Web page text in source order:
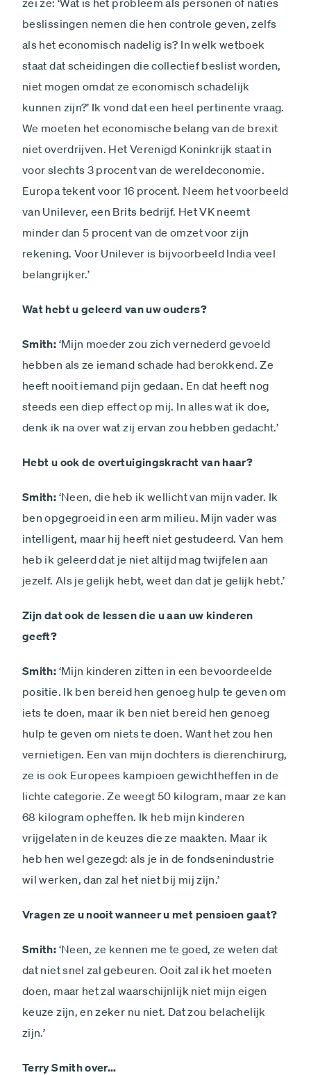
zei ze: ‘Wat is het probleem als personen of naties
beslissingen nemen die hen controle geven, zelfs
als het economisch nadelig is? In welk wetboek
staat dat scheidingen die collectief beslist worden,
niet mogen omdat ze economisch schadelijk
kunnen zijn?’ Ik vond dat een heel pertinente vraag.
We moeten het economische belang van de brexit
niet overdrijven. Het Verenigd Koninkrijk staat in
voor slechts 3 procent van de wereldeconomie.
Europa tekent voor 16 procent. Neem het voorbeeld
van Unilever, een Brits bedrijf. Het VK neemt
minder dan 5 procent van de omzet voor zijn
rekening. Voor Unilever is bijvoorbeeld India veel
belangrijker.’
Wat hebt u geleerd van uw ouders?
Smith: ‘Mijn moeder zou zich vernederd gevoeld
hebben als ze iemand schade had berokkend. Ze
heeft nooit iemand pijn gedaan. En dat heeft nog
steeds een diep effect op mij. In alles wat ik doe,
denk ik na over wat zij ervan zou hebben gedacht.’
Hebt u ook de overtuigingskracht van haar?
Smith: ‘Neen, die heb ik wellicht van mijn vader. Ik
ben opgegroeid in een arm milieu. Mijn vader was
intelligent, maar hij heeft niet gestudeerd. Van hem
heb ik geleerd dat je niet altijd mag twijfelen aan
jezelf. Als je gelijk hebt, weet dan dat je gelijk hebt.’
Zijn dat ook de lessen die u aan uw kinderen
geeft?
Smith: ‘Mijn kinderen zitten in een bevoordeelde
positie. Ik ben bereid hen genoeg hulp te geven om
iets te doen, maar ik ben niet bereid hen genoeg
hulp te geven om niets te doen. Want het zou hen
vernietigen. Een van mijn dochters is dieren­chirurg,
ze is ook Europees kampioen gewichtheffen in de
lichte categorie. Ze weegt 50 kilogram, maar ze kan
68 kilogram opheffen. Ik heb mijn kinderen
vrijgelaten in de keuzes die ze maakten. Maar ik
heb hen wel gezegd: als je in de fondsenindustrie
wil werken, dan zal het niet bij mij zijn.’
Vragen ze u nooit wanneer u met pensioen gaat?
Smith: ‘Neen, ze kennen me te goed, ze weten dat
dat niet snel zal gebeuren. Ooit zal ik het moeten
doen, maar het zal waarschijnlijk niet mijn eigen
keuze zijn, en zeker nu niet. Dat zou belachelijk
zijn.’
Terry Smith over...